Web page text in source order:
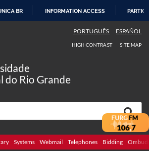
BR INFORMATION ACCESS
PORTUGUÊS ESPAÑOL
HIGH CONTRAST SITE MAP
do Rio Grande
Systems Webmail Telephones Bidding